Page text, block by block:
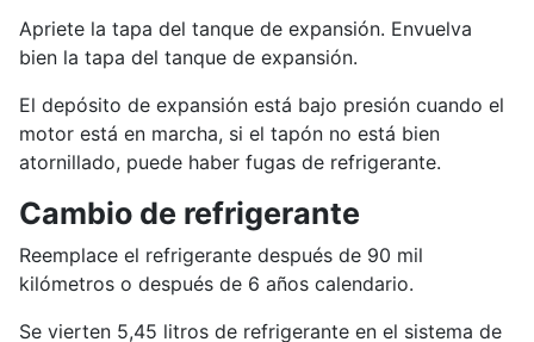
Apriete la tapa del tanque de expansión. Envuelva
bien la tapa del tanque de expansión.
El depósito de expansión está bajo presión cuando el
motor está en marcha, si el tapón no está bien
atornillado, puede haber fugas de refrigerante.
Cambio de refrigerante
Reemplace el refrigerante después de 90 mil
kilómetros o después de 6 años calendario.
Se vierten 5,45 litros de refrigerante en el sistema de